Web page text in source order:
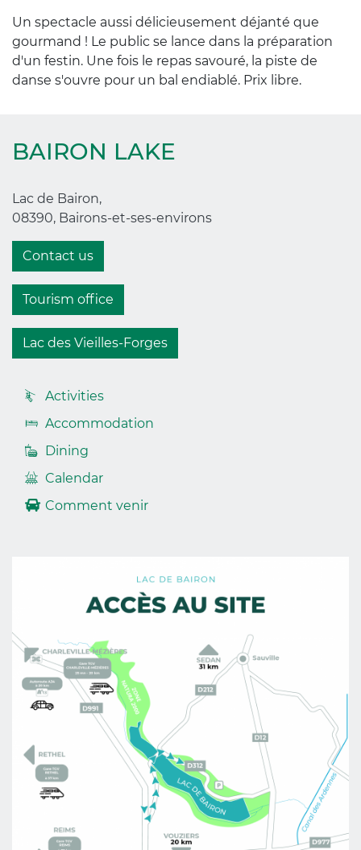
Un spectacle aussi délicieusement déjanté que
gourmand ! Le public se lance dans la préparation
d'un festin. Une fois le repas savouré, la piste de
danse s'ouvre pour un bal endiablé. Prix libre.
BAIRON LAKE
Lac de Bairon,
08390, Bairons-et-ses-environs
Contact us
Tourism office
Lac des Vieilles-Forges
Accès
footer
Activities
Accommodation
Dining
Calendar
Comment venir